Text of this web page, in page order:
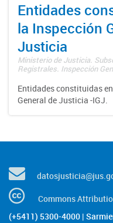
Entidades
la Inspección
Justicia
Ministerio de Justicia.
Registrales. Inspección
Entidades constituidas
General de Justicia -IGJ.
Commons
(+5411) 5300-4000 |